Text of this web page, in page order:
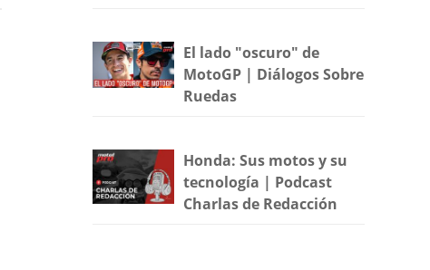
El lado "oscuro" de
MotoGP | Diálogos Sobre
Ruedas
Honda: Sus motos y su
tecnología | Podcast
Charlas de Redacción